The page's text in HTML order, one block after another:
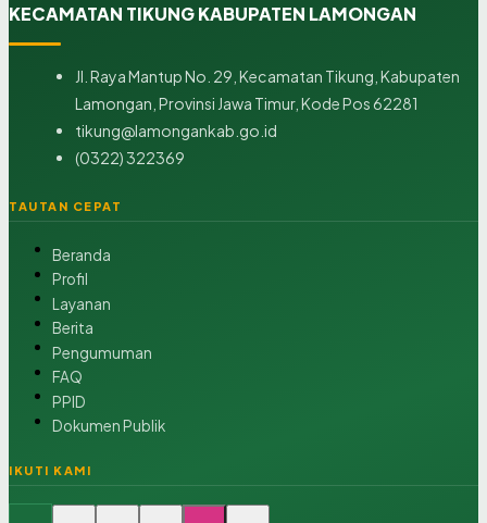
KECAMATAN TIKUNG KABUPATEN LAMONGAN
Jl. Raya Mantup No. 29, Kecamatan Tikung, Kabupaten
Lamongan, Provinsi Jawa Timur, Kode Pos 62281
tikung@lamongankab.go.id
(0322) 322369
TAUTAN CEPAT
Beranda
Profil
Layanan
Berita
Pengumuman
FAQ
PPID
Dokumen Publik
IKUTI KAMI